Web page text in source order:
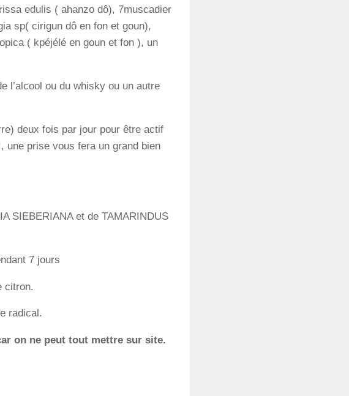
edulis ( ahanzo dô), 7muscadier
sp( cirigun dô en fon et goun),
( kpéjélé en goun et fon ), un
l’alcool ou du whisky ou un autre
deux fois par jour pour être actif
une prise vous fera un grand bien
SIEBERIANA et de TAMARINDUS
7 jours
citron.
radical.
on ne peut tout mettre sur site.